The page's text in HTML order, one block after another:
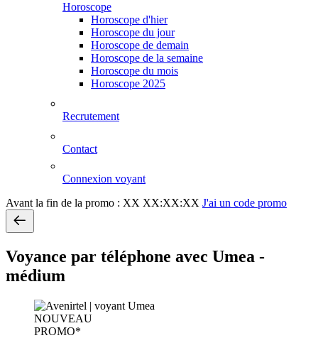
Horoscope
Horoscope d'hier
Horoscope du jour
Horoscope de demain
Horoscope de la semaine
Horoscope du mois
Horoscope 2025
Recrutement
Contact
Connexion voyant
Avant la fin de la promo : XX XX:XX:XX J'ai un code promo
Voyance par téléphone avec Umea -
médium
NOUVEAU
PROMO*